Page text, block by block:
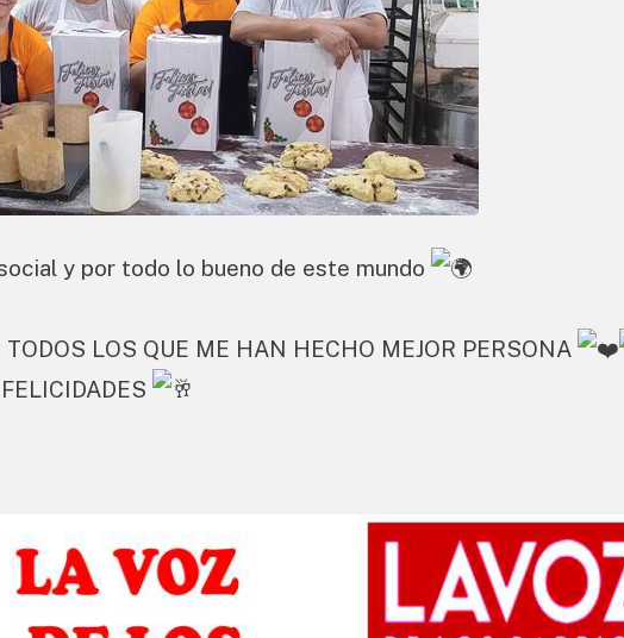
y por todo lo bueno de este mundo
LOS QUE ME HAN HECHO MEJOR PERSONA